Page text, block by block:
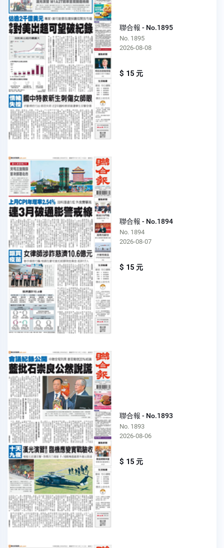
聯合報 - No.1895
No. 1895
2026-08-08
$ 15 元
聯合報 - No.1894
No. 1894
2026-08-07
$ 15 元
聯合報 - No.1893
No. 1893
2026-08-06
$ 15 元